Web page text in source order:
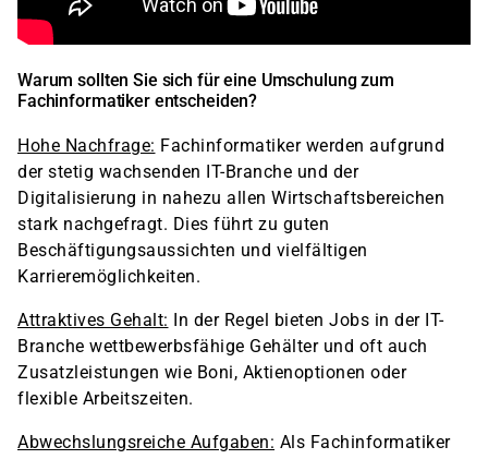
Warum sollten Sie sich für eine Umschulung zum
Fachinformatiker entscheiden?
Hohe Nachfrage: Fachinformatiker werden aufgrund
der stetig wachsenden IT-Branche und der
Digitalisierung in nahezu allen Wirtschaftsbereichen
stark nachgefragt. Dies führt zu guten
Beschäftigungsaussichten und vielfältigen
Karrieremöglichkeiten.
Attraktives Gehalt: In der Regel bieten Jobs in der IT-
Branche wettbewerbsfähige Gehälter und oft auch
Zusatzleistungen wie Boni, Aktienoptionen oder
flexible Arbeitszeiten.
Abwechslungsreiche Aufgaben: Als Fachinformatiker